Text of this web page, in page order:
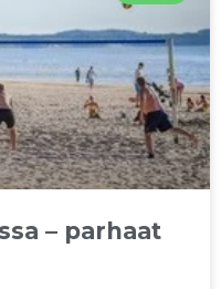
– parhaat